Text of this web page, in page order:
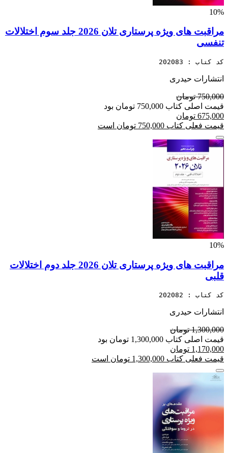
10%
مراقبت های ویژه پرستاری تلان 2026 جلد سوم اختلالات
تنفسی
کد کتاب : 202083
انتشارات حیدری
750,000 تومان
قیمت اصلی کتاب 750,000 تومان بود
675,000 تومان
قیمت فعلی کتاب 750,000 تومان است
10%
مراقبت های ویژه پرستاری تلان 2026 جلد دوم اختلالات
قلبی
کد کتاب : 202082
انتشارات حیدری
1,300,000 تومان
قیمت اصلی کتاب 1,300,000 تومان بود
1,170,000 تومان
قیمت فعلی کتاب 1,300,000 تومان است